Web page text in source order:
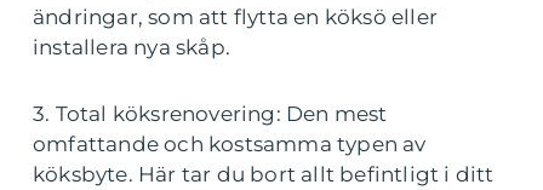
ändringar, som att flytta en köksö eller
installera nya skåp.
3. Total köksrenovering: Den mest
omfattande och kostsamma typen av
köksbyte. Här tar du bort allt befintligt i ditt